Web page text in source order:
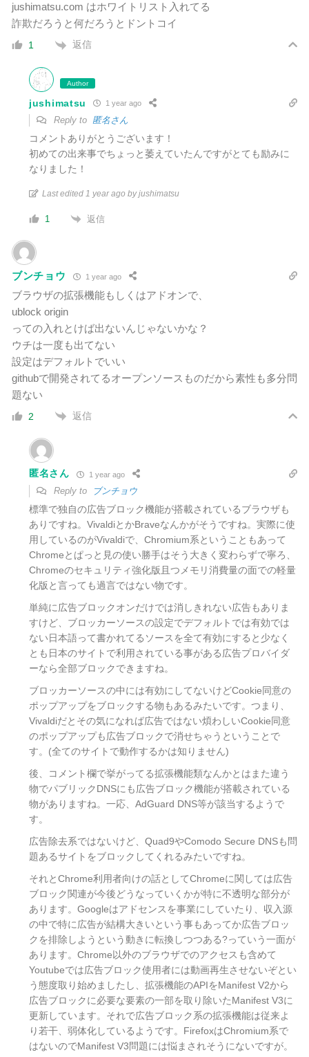
jushimatsu.com はホワイトリスト入れてる
詐欺だろうと何だろうとドントコイ
1 返信
Author
jushimatsu 1 year ago
Reply to 匿名さん
コメントありがとうございます！
初めての出来事でちょっと萎えていたんですがとても励みに
なりました！
Last edited 1 year ago by jushimatsu
1 返信
ブンチョウ 1 year ago
ブラウザの拡張機能もしくはアドオンで、
ublock origin
っての入れとけば出ないんじゃないかな？
ウチは一度も出てない
設定はデフォルトでいい
githubで開発されてるオープンソースものだから素性も多分問
題ない
2 返信
匿名さん 1 year ago
Reply to ブンチョウ
標準で独自の広告ブロック機能が搭載されているブラウザも
ありですね。VivaldiとかBraveなんかがそうですね。実際に使
用しているのがVivaldiで、Chromium系ということもあって
Chromeとぱっと見の使い勝手はそう大きく変わらずで寧ろ、
Chromeのセキュリティ強化版且つメモリ消費量の面での軽量
化版と言っても過言ではない物です。
単純に広告ブロックオンだけでは消しきれない広告もありま
すけど、ブロッカーソースの設定でデフォルトでは有効では
ない日本語って書かれてるソースを全て有効にすると少なく
とも日本のサイトで利用されている事がある広告プロバイダ
ーなら全部ブロックできますね。
ブロッカーソースの中には有効にしてないけどCookie同意の
ポップアップをブロックする物もあるみたいです。つまり、
Vivaldiだとその気になれば広告ではない煩わしいCookie同意
のポップアップも広告ブロックで消せちゃうということで
す。(全てのサイトで動作するかは知りません)
後、コメント欄で挙がってる拡張機能類なんかとはまた違う
物でパブリックDNSにも広告ブロック機能が搭載されている
物がありますね。一応、AdGuard DNS等が該当するようで
す。
広告除去系ではないけど、Quad9やComodo Secure DNSも問
題あるサイトをブロックしてくれるみたいですね。
それとChrome利用者向けの話としてChromeに関しては広告
ブロック関連が今後どうなっていくかが特に不透明な部分が
あります。Googleはアドセンスを事業にしていたり、収入源
の中で特に広告が結構大きいという事もあってか広告ブロッ
クを排除しようという動きに転換しつつある?っていう一面が
あります。Chrome以外のブラウザでのアクセスも含めて
Youtubeでは広告ブロック使用者には動画再生させないぞとい
う態度取り始めましたし、拡張機能のAPIをManifest V2から
広告ブロックに必要な要素の一部を取り除いたManifest V3に
更新しています。それで広告ブロック系の拡張機能は従来よ
り若干、弱体化しているようです。FirefoxはChromium系で
はないのでManifest V3問題には悩まされそうにないですが。